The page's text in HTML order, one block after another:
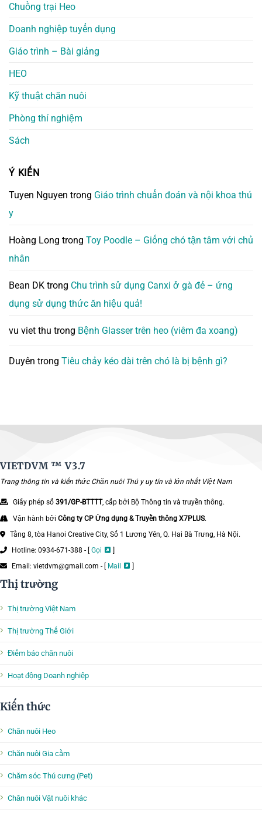
Chuồng trại Heo
Doanh nghiệp tuyển dụng
Giáo trình – Bài giảng
HEO
Kỹ thuật chăn nuôi
Phòng thí nghiệm
Sách
Ý KIẾN
Tuyen Nguyen trong Giáo trình chuẩn đoán và nội khoa thú
y
Hoàng Long trong Toy Poodle – Giống chó tận tâm với chủ
nhân
Bean DK trong Chu trình sử dụng Canxi ở gà đẻ – ứng
dụng sử dụng thức ăn hiệu quả!
vu viet thu trong Bệnh Glasser trên heo (viêm đa xoang)
Duyên trong Tiêu chảy kéo dài trên chó là bị bệnh gì?
VIETDVM ™V3.7
Trang thông tin và kiến thức Chăn nuôi Thú y uy tín và lớn nhất Việt Nam
Giấy phép số 391/GP-BTTTT, cấp bởi Bộ Thông tin và truyền thông.
Vận hành bởi Công ty CP Ứng dụng & Truyền thông X7PLUS.
Tầng 8, tòa Hanoi Creative City, Số 1 Lương Yên, Q. Hai Bà Trưng, Hà Nội.
Hotline: 0934-671-388 - [ Gọi
Email: vietdvm@gmail.com - [
Mail
Thị trường
Thị trường Việt Nam
Thị trường Thế Giới
Điểm báo chăn nuôi
Hoạt động Doanh nghiệp
Kiến thức
Chăn nuôi Heo
Chăn nuôi Gia cầm
Chăm sóc Thú cưng (Pet)
Chăn nuôi Vật nuôi khác